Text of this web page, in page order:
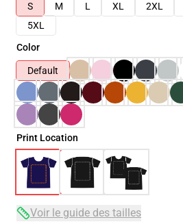
S
M L XL 2XL
5XL
Color
Default
Print Location
Voir le guide des tailles